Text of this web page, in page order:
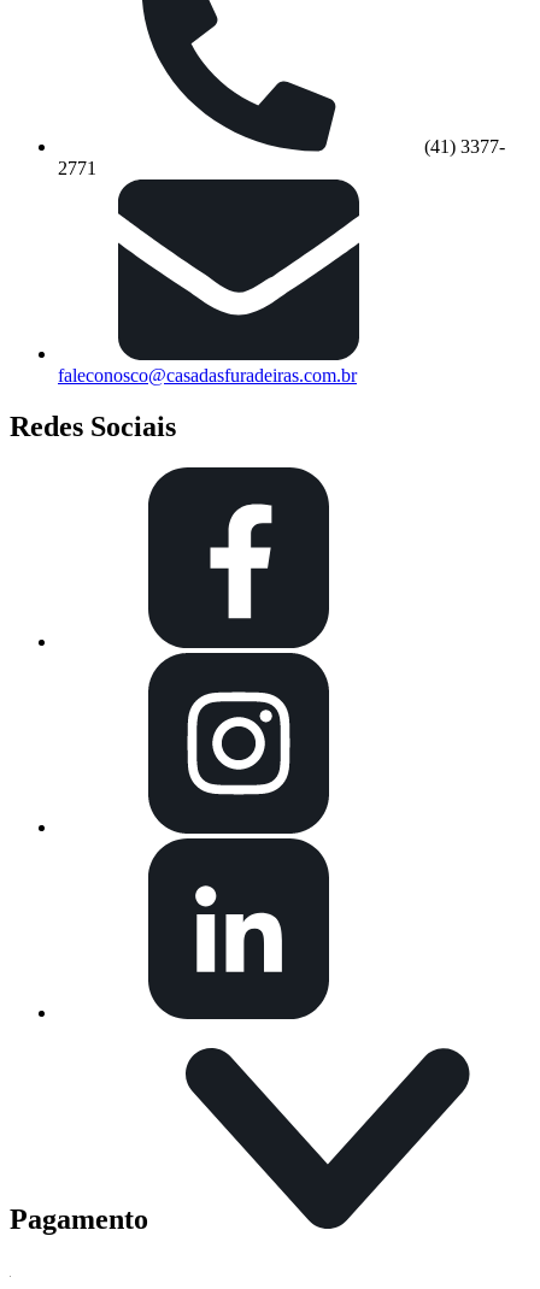
(41) 3377-
2771
faleconosco@casadasfuradeiras.com.br
Redes Sociais
Pagamento